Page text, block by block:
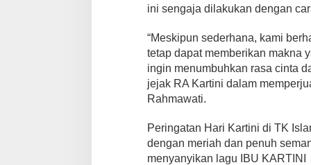
ini sengaja dilakukan dengan
“Meskipun sederhana, kami
tetap dapat memberikan makna
ingin menumbuhkan rasa cinta
jejak RA Kartini dalam
Rahmawati.
Peringatan Hari Kartini di TK
dengan meriah dan penuh
menyanyikan lagu IBU KARTINI